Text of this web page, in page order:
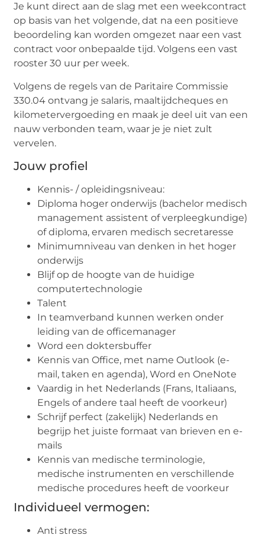
Je kunt direct aan de slag met een weekcontract
op basis van het volgende, dat na een positieve
beoordeling kan worden omgezet naar een vast
contract voor onbepaalde tijd. Volgens een vast
rooster 30 uur per week.
Volgens de regels van de Paritaire Commissie
330.04 ontvang je salaris, maaltijdcheques en
kilometervergoeding en maak je deel uit van een
nauw verbonden team, waar je je niet zult
vervelen.
Jouw profiel
Kennis- / opleidingsniveau:
Diploma hoger onderwijs (bachelor medisch
management assistent of verpleegkundige)
of diploma, ervaren medisch secretaresse
Minimumniveau van denken in het hoger
onderwijs
Blijf op de hoogte van de huidige
computertechnologie
Talent
In teamverband kunnen werken onder
leiding van de officemanager
Word een doktersbuffer
Kennis van Office, met name Outlook (e-
mail, taken en agenda), Word en OneNote
Vaardig in het Nederlands (Frans, Italiaans,
Engels of andere taal heeft de voorkeur)
Schrijf perfect (zakelijk) Nederlands en
begrijp het juiste formaat van brieven en e-
mails
Kennis van medische terminologie,
medische instrumenten en verschillende
medische procedures heeft de voorkeur
Individueel vermogen:
Anti stress